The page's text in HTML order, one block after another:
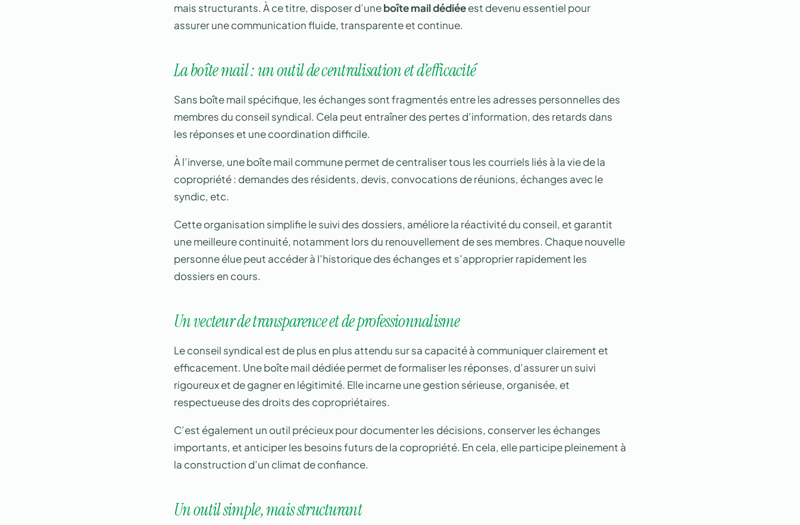
mais structurants. À ce titre, disposer d’uneboîte mail dédiéeest devenu essentiel pour
assurer une communication fluide, transparente et continue.
La boîte mail : un outil de centralisation et d’efficacité
Sans boîte mail spécifique, les échanges sont fragmentés entre les adresses personnelles des
membres du conseil syndical. Cela peut entraîner des pertes d’information, des retards dans
les réponses et une coordination difficile.
À l’inverse, une boîte mail commune permet de centraliser tous les courriels liés à la vie de la
copropriété : demandes des résidents, devis, convocations de réunions, échanges avec le
syndic, etc.
Cette organisation simplifie le suivi des dossiers, améliore la réactivité du conseil, et garantit
une meilleure continuité, notamment lors du renouvellement de ses membres. Chaque nouvelle
personne élue peut accéder à l’historique des échanges et s’approprier rapidement les
dossiers en cours.
Un vecteur de transparence et de professionnalisme
Le conseil syndical est de plus en plus attendu sur sa capacité à communiquer clairement et
efficacement. Une boîte mail dédiée permet de formaliser les réponses, d’assurer un suivi
rigoureux et de gagner en légitimité. Elle incarne une gestion sérieuse, organisée, et
respectueuse des droits des copropriétaires.
C’est également un outil précieux pour documenter les décisions, conserver les échanges
importants, et anticiper les besoins futurs de la copropriété. En cela, elle participe pleinement à
la construction d’un climat de confiance.
Un outil simple, mais structurant